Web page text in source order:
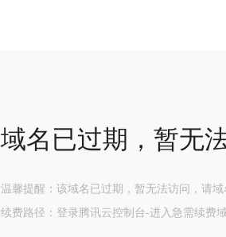
域名已过期，暂无
温馨提醒：该域名已过期，暂无法访问，请
续费路径：登录腾讯云控制台-进入急需续费